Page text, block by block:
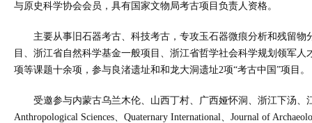
与原史科学协会会员，具有国家文物局考古项目负责人资格。
主要从事旧石器考古、科技考古，专攻玉石器微痕分析和残留
目、浙江省自然科学基金一般项目、浙江省哲学社会科学规划领军
项等课题十余项，参与良渚遗址和和龙大洞遗址2项“考古中国”项目。
受邀参与内蒙古乌兰木伦、山西丁村、广西娅怀洞、浙江下汤、
Anthropological Sciences、Quaternary International、Journal of